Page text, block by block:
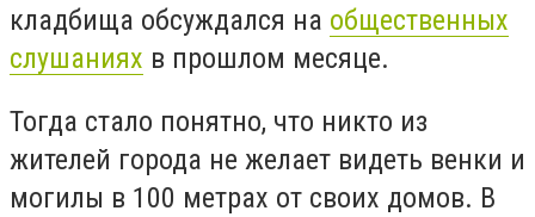
кладбища обсуждался на общественных
слушаниях в прошлом месяце.
Тогда стало понятно, что никто из
жителей города не желает видеть венки и
могилы в 100 метрах от своих домов. В